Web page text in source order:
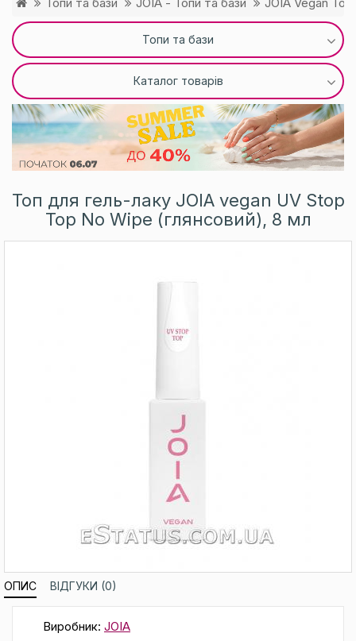
Топи та бази
Каталог товарів
Топ для гель-лаку JOIA vegan UV Stop
Top No Wipe (глянсовий), 8 мл
ОПИС ВІДГУКИ (0)
Виробник: JOIA